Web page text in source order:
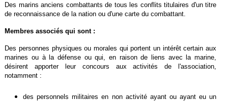
Des marins anciens combattants de tous les conflits titulaires d'un titre
de reconnaissance de la nation ou d'une carte du combattant.
Membres associés qui sont :
Des personnes physiques ou morales qui portent un intérêt certain aux
marines ou à la défense ou qui, en raison de liens avec la marine,
désirent apporter leur concours aux activités de l'association,
notamment :
des personnels militaires en non activité ayant ou ayant eu un